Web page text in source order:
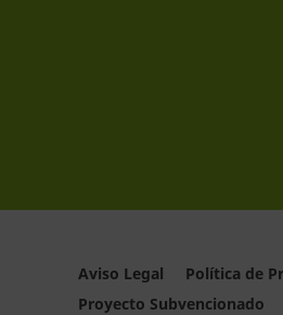
Aviso Legal Política de
Proyecto Subvencionado